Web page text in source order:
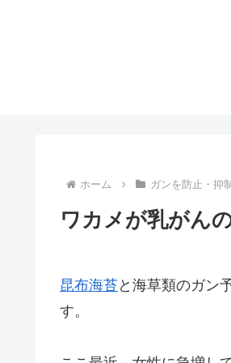
ホーム ガンを防止・抑
ワカメが乳がん
昆布海苔と海草類のガン
す。